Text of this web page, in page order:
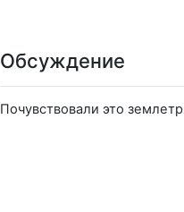
Обсуждение
Почувствовали это